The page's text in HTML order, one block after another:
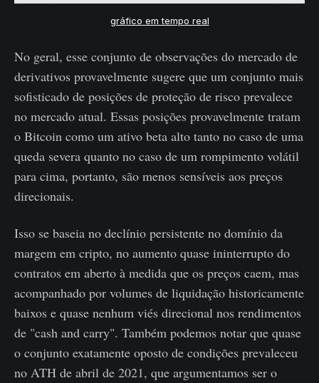
gráfico em tempo real
No geral, esse conjunto de observações do mercado de
derivativos provavelmente sugere que um conjunto mais
sofisticado de posições de proteção de risco prevalece
no mercado atual. Essas posições provavelmente tratam
o Bitcoin como um ativo beta alto tanto no caso de uma
queda severa quanto no caso de um rompimento volátil
para cima, portanto, são menos sensíveis aos preços
direcionais.
Isso se baseia no declínio persistente no domínio da
margem em cripto, no aumento quase ininterrupto do
contratos em aberto à medida que os preços caem, mas
acompanhado por volumes de liquidação historicamente
baixos e quase nenhum viés direcional nos rendimentos
de "cash and carry". Também podemos notar que quase
o conjunto exatamente oposto de condições prevaleceu
no ATH de abril de 2021, que argumentamos ser o